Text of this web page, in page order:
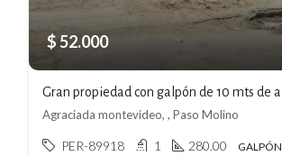
$ 52.000
Agraciada montevideo, , Paso Molino
PER-89918 1 280.00 GALPÓN